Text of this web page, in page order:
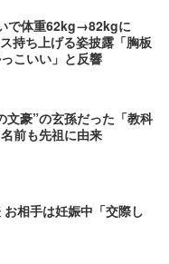
で体重62kg→82kgに
持ち上げる姿披露「胸板
こいい」と反響
文豪”の玄孫だった「教科
前も先祖に由来
相手は妊娠中「交際し